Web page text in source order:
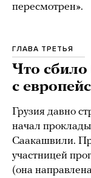
пересмотрен».
ГЛАВА ТРЕТЬЯ
Что
с
Грузия давно
начал
Саакашвили.
участницей
(она